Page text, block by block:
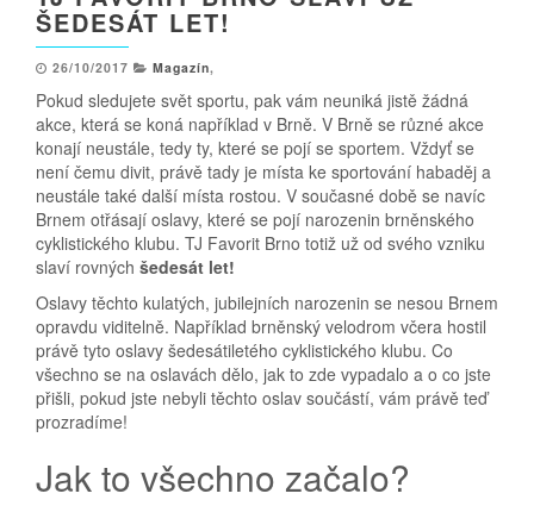
ŠEDESÁT LET!
26/10/2017 Magazín,
Pokud sledujete svět sportu, pak vám neuniká jistě žádná
akce, která se koná například v Brně. V Brně se různé akce
konají neustále, tedy ty, které se pojí se sportem. Vždyť se
není čemu divit, právě tady je místa ke sportování habaděj a
neustále také další místa rostou. V současné době se navíc
Brnem otřásají oslavy, které se pojí narozenin brněnského
cyklistického klubu. TJ Favorit Brno totiž už od svého vzniku
slaví rovných šedesát let!
Oslavy těchto kulatých, jubilejních narozenin se nesou Brnem
opravdu viditelně. Například brněnský velodrom včera hostil
právě tyto oslavy šedesátiletého cyklistického klubu. Co
všechno se na oslavách dělo, jak to zde vypadalo a o co jste
přišli, pokud jste nebyli těchto oslav součástí, vám právě teď
prozradíme!
Jak to všechno začalo?